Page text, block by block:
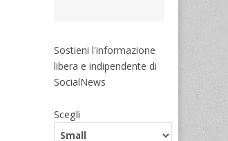
Sostieni l'informazione
libera e indipendente di
SocialNews
Scegli